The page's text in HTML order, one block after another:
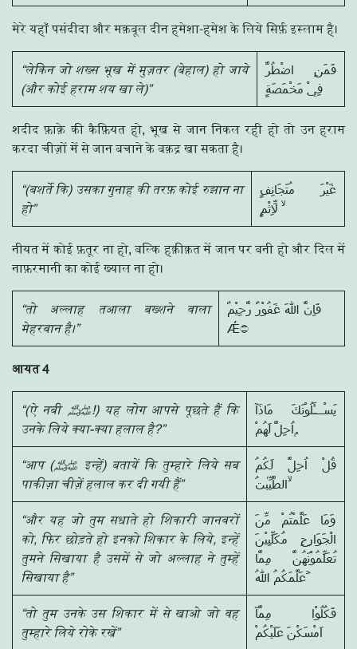
मेरे यहाँ पसंदीदा और मक़बूल दीन हमेशा-हमेश के लिये सिर्फ़ इस्लाम है।
“लेकिन जो शख्स भूख में मुज़तर (बेहाल) हो जाये
(और कोई हराम शय खा ले)”
فَمَنِ اضْطُرَّ
فِيْ مَخْمَصَةٍ
शदीद फ़ाक़े की कैफ़ियत हो, भूख से जान निकल रही हो तो उन हराम
करदा चीज़ों में से जान बचाने के बक़द्र खा सकता है।
“(बशर्ते कि) उसका गुनाह की तरफ़ कोई रुझान ना
हो”
غَيْرَ مُتَجَانِفٍ
لِّاِثْمٍ ۙ
नीयत में कोई फ़तूर ना हो, बल्कि हक़ीक़त में जान पर बनी हो और दिल में
नाफ़रमानी का कोई ख्याल ना हो।
“तो अल्लाह तआला बख्शने वाला
मेहरबान है।”
فَاِنَّ اللّٰهَ غَفُوْرٌ رَّحِيْمٌ
आयत 4
“(ऐ नबी ﷺ!) यह लोग आपसे पूछते हैं कि
उनके लिये क्या-क्या हलाल है?”
يَسْـــَٔلُوْنَكَ مَاذَآ
اُحِلَّ لَهُمْ ۭ
“आप (ﷺ इन्हें) बतायें कि तुम्हारे लिये सब
पाकीज़ा चीज़ें हलाल कर दी गयी हैं”
قُلْ اُحِلَّ لَكُمُ
الطَّيِّبٰتُ ۙ
“और यह जो तुम सधाते हो शिकारी जानवरों
को, फिर छोड़ते हो इनको शिकार के लिये, इन्हें
तुमने सिखाया है उसमें से जो अल्लाह ने तुम्हें
सिखाया है”
وَمَا عَلَّمْتُمْ مِّنَ
الْجَوَارِحِ مُكَلِّبِيْنَ
تُعَلِّمُوْنَهُنَّ مِمَّا
عَلَّمَكُمُ اللّٰهُ ۡ
“तो तुम उनके उस शिकार में से खाओ जो वह
तुम्हारे लिये रोके रखें”
فَكُلُوْا مِمَّآ
اَمْسَكْنَ عَلَيْكُمْ